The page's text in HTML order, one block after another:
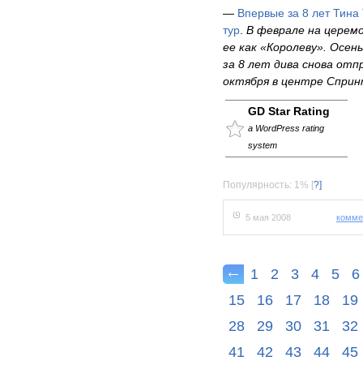
— Впервые за 8 лет Тина
тур. В феврале на
ее как «Королеву».
за 8 лет дива снова
октября в центре
GD Star Rating
a WordPress rating
system
Популярность: 1% [?]
5 мая 2008
1 2 3 4 5
6
15
16 17 18
19
28
29 30 31
32
41
42 43 44
45